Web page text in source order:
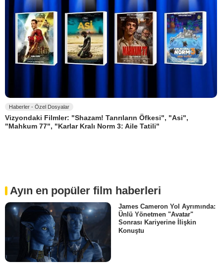
Haberler - Özel Dosyalar
Vizyondaki Filmler: "Shazam! Tanrıların Öfkesi", "Asi",
"Mahkum 77", "Karlar Kralı Norm 3: Aile Tatili"
Ayın en popüler film haberleri
James Cameron Yol Ayrımında:
Ünlü Yönetmen "Avatar"
Sonrası Kariyerine İlişkin
Konuştu